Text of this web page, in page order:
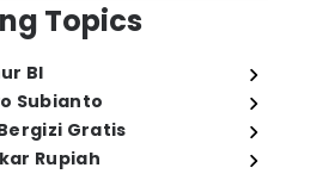
Topics
BI
Subianto
Gratis
Rupiah